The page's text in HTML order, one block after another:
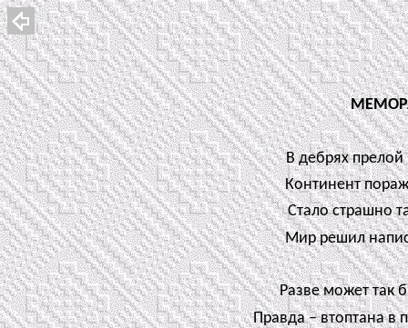
В дебрях прелой
Континент
Стало страшно
Мир решил
Разве может так
Правда – втоптана в